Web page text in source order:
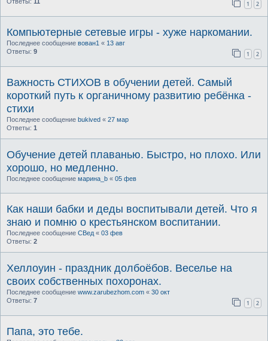
1 2
Компьютерные сетевые игры - хуже наркомании.
Последнее сообщение вован1 « 13 авг
Ответы: 9 1 2
Важность СТИХОВ в обучении детей. Самый
короткий путь к органичному развитию ребёнка -
стихи
Последнее сообщение bukived « 27 мар
Ответы: 1
Обучение детей плаванью. Быстро, но плохо. Или
хорошо, но медленно.
Последнее сообщение марина_b « 05 фев
Как наши бабки и деды воспитывали детей. Что я
знаю и помню о крестьянском воспитании.
Последнее сообщение СВед « 03 фев
Ответы: 2
Хеллоуин - праздник долбоёбов. Веселье на
своих собственных похоронах.
Последнее сообщение www.zarubezhom.com « 30 окт
Ответы: 7 1 2
Папа, это тебе.